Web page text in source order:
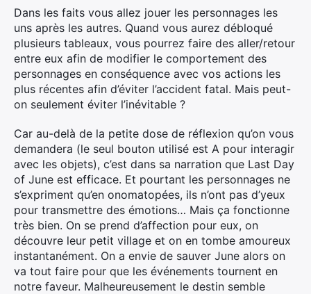
Dans les faits vous allez jouer les personnages les
uns après les autres. Quand vous aurez débloqué
plusieurs tableaux, vous pourrez faire des aller/retour
entre eux afin de modifier le comportement des
personnages en conséquence avec vos actions les
plus récentes afin d’éviter l’accident fatal. Mais peut-
on seulement éviter l’inévitable ?
Car au-delà de la petite dose de réflexion qu’on vous
demandera (le seul bouton utilisé est A pour interagir
avec les objets), c’est dans sa narration que Last Day
of June est efficace. Et pourtant les personnages ne
s’expriment qu’en onomatopées, ils n’ont pas d’yeux
pour transmettre des émotions… Mais ça fonctionne
très bien. On se prend d’affection pour eux, on
découvre leur petit village et on en tombe amoureux
instantanément. On a envie de sauver June alors on
va tout faire pour que les événements tournent en
notre faveur. Malheureusement le destin semble